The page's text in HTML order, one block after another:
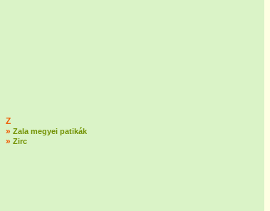
Z
» Zala megyei patikák
» Zirc